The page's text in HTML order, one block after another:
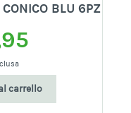
BLU 6PZ
carrello